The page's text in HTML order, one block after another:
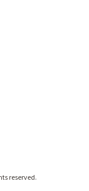
reserved.